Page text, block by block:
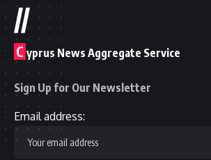
//
C yprus News Aggregate Service
Sign Up for Our Newsletter
Email address: